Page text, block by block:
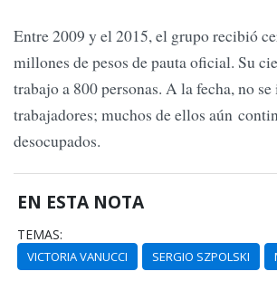
Entre 2009 y el 2015, el grupo recibió
millones de pesos de pauta oficial. Su
trabajo a 800 personas. A la fecha, no
trabajadores; muchos de ellos aún
desocupados.
EN ESTA NOTA
TEMAS:
VICTORIA VANUCCI SERGIO SZPOLSKI